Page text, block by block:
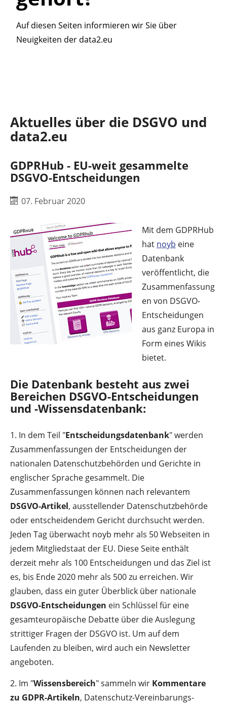
Auf diesen Seiten informieren wir Sie über
Neuigkeiten der data2.eu
Aktuelles über die DSGVO und
data2.eu
GDPRHub - EU-weit gesammelte
DSGVO-Entscheidungen
07. Februar 2020
Mit dem GDPRHub
hat noyb eine
Datenbank
veröffentlicht, die
Zusammenfassung
en von DSGVO-
Entscheidungen
aus ganz Europa in
Form eines Wikis
bietet.
Die Datenbank besteht aus zwei
Bereichen DSGVO-Entscheidungen
und -Wissensdatenbank:
1. In dem Teil "Entscheidungsdatenbank" werden
Zusammenfassungen der Entscheidungen der
nationalen Datenschutzbehörden und Gerichte in
englischer Sprache gesammelt. Die
Zusammenfassungen können nach relevantem
DSGVO-Artikel, ausstellender Datenschutzbehörde
oder entscheidendem Gericht durchsucht werden.
Jeden Tag überwacht noyb mehr als 50 Webseiten in
jedem Mitgliedstaat der EU. Diese Seite enthält
derzeit mehr als 100 Entscheidungen und das Ziel ist
es, bis Ende 2020 mehr als 500 zu erreichen. Wir
glauben, dass ein guter Überblick über nationale
DSGVO-Entscheidungen ein Schlüssel für eine
gesamteuropäische Debatte über die Auslegung
strittiger Fragen der DSGVO ist. Um auf dem
Laufenden zu bleiben, wird auch ein Newsletter
angeboten.
2. Im "Wissensbereich" sammeln wir Kommentare
zu GDPR-Artikeln, Datenschutz-Vereinbarungs-